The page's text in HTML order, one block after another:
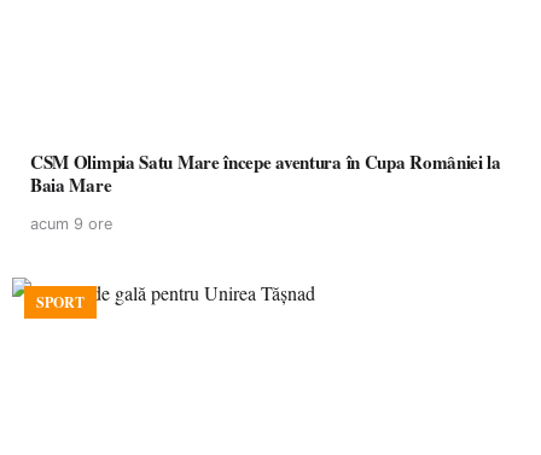
CSM Olimpia Satu Mare începe aventura în Cupa României la
Baia Mare
acum 9 ore
SPORT